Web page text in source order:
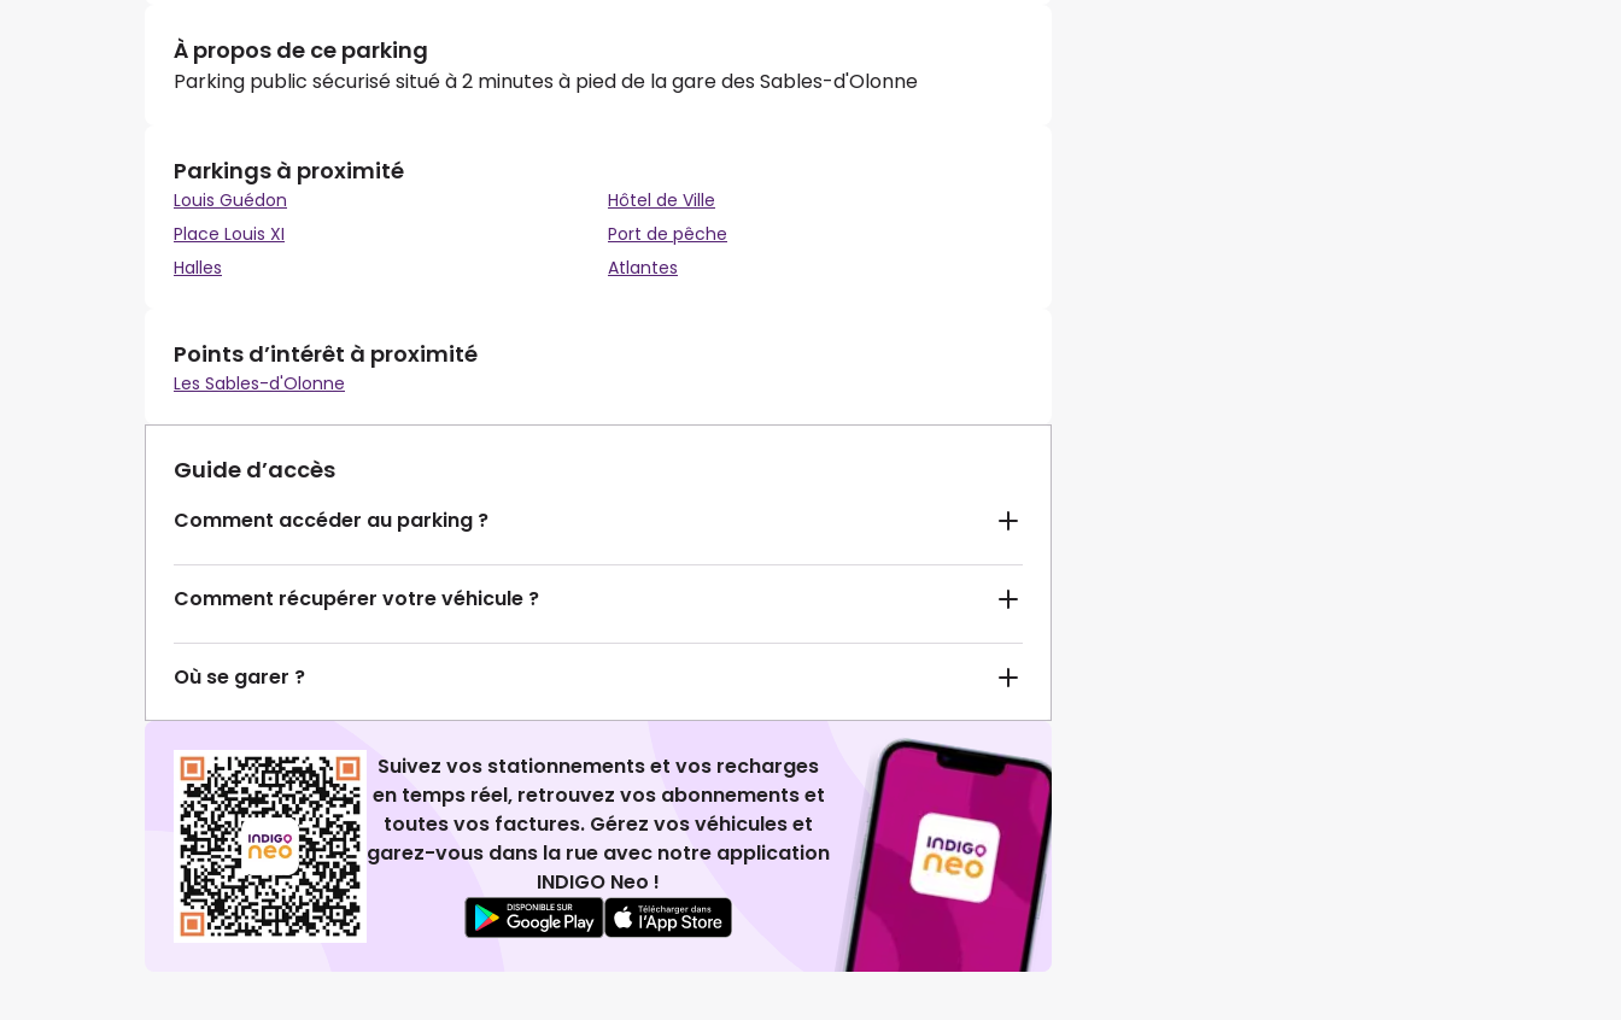
À propos de ce parking
Parking public sécurisé situé à 2 minutes à pied de la gare des Sables-d'Olonne
Parkings à proximité
Louis Guédon
Hôtel de Ville
Place Louis XI
Port de pêche
Halles
Atlantes
Points d’intérêt à proximité
Les Sables-d'Olonne
Guide d’accès
Comment accéder au parking ?
Comment récupérer votre véhicule ?
Où se garer ?
Suivez vos stationnements et vos recharges
en temps réel, retrouvez vos abonnements et
toutes vos factures. Gérez vos véhicules et
garez-vous dans la rue avec notre application
INDIGO Neo !